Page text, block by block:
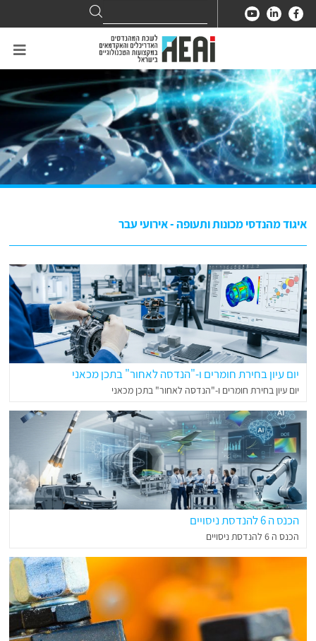
for:
Search
איגוד מהנדסי מכונות ותעופה - אירועי עבר
יום עיון בחירת חומרים ו-"הנדסה לאחור" בתכן מכאני
יום עיון בחירת חומרים ו-"הנדסה לאחור" בתכן מכאני
הכנס ה 6 להנדסת ניסויים
הכנס ה 6 להנדסת ניסויים